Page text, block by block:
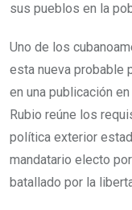
sus pueblos en la
Uno de los
esta nueva probable
en una publicación
Rubio reúne los
política exterior
mandatario electo
batallado por la